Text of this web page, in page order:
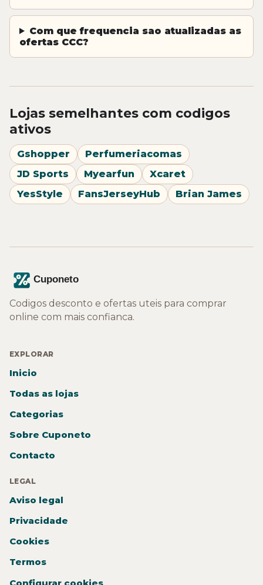
Com que frequencia sao atualizadas as
ofertas CCC?
Lojas semelhantes com codigos
ativos
Gshopper
Perfumeriacomas
JD Sports
Myearfun
Xcaret
YesStyle
FansJerseyHub Brian James
Codigos desconto e ofertas uteis para comprar
online com mais confianca.
EXPLORAR
Inicio
Todas as lojas
Categorias
Sobre Cuponeto
Contacto
LEGAL
Aviso legal
Privacidade
Cookies
Termos
Configurar cookies